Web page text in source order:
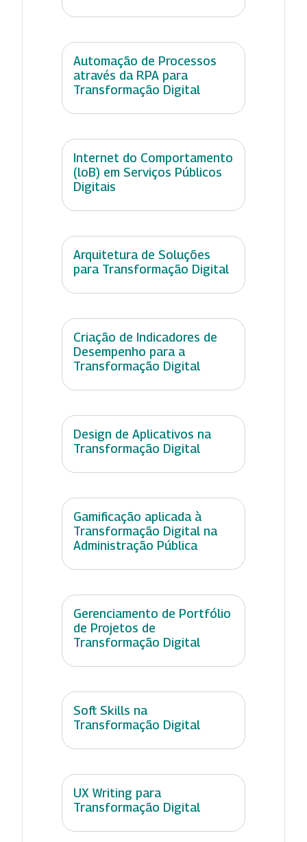
Automação de Processos
através da RPA para
Transformação Digital
Internet do Comportamento
(loB) em Serviços Públicos
Digitais
Arquitetura de Soluções
para Transformação Digital
Criação de Indicadores de
Desempenho para a
Transformação Digital
Design de Aplicativos na
Transformação Digital
Gamificação aplicada à
Transformação Digital na
Administração Pública
Gerenciamento de Portfólio
de Projetos de
Transformação Digital
Soft Skills na
Transformação Digital
UX Writing para
Transformação Digital